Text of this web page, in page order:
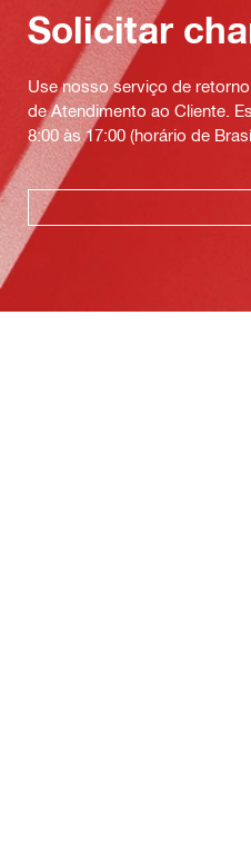
Solicitar
Use nosso serviço de
de Atendimento ao Cliente.
8:00 às 17:00 (horário de